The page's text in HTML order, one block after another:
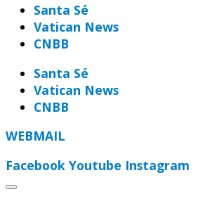
Santa Sé
Vatican News
CNBB
Santa Sé
Vatican News
CNBB
WEBMAIL
Facebook Youtube Instagram